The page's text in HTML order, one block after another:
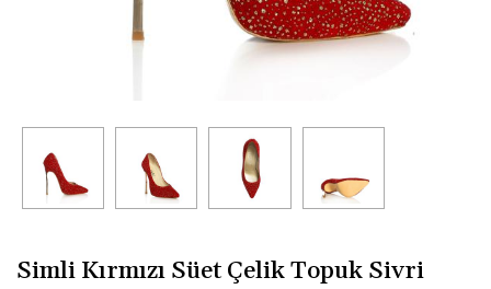
Simli Kırmızı Süet Çelik Topuk Sivri